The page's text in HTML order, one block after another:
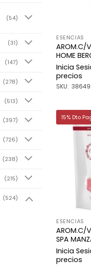
(54)
(31)
(147)
(278)
(513)
(397)
(726)
(238)
(215)
(524)
ESENCIAS
AROM.C/
HOME
Inicia
precios
SKU: 38649
ESENCIAS
AROM.C/
SPA
Inicia
precios
15% Dto